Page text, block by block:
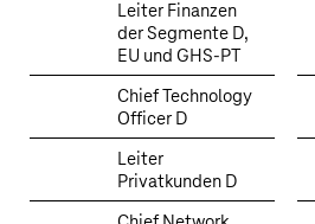
Leiter Finanzen
der Segmente D,
EU und GHS-PT
Chief Technology
Officer D
Leiter
Privatkunden D